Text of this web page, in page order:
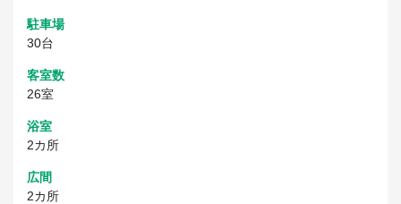
駐車場
30台
客室数
26室
浴室
2カ所
広間
2カ所